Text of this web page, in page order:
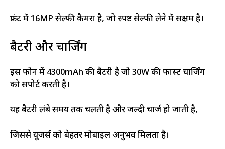
फ्रंट में 16MP सेल्फी कैमरा है, जो स्पष्ट सेल्फी लेने में सक्षम है।
बैटरी और चार्जिंग
इस फोन में 4300mAh की बैटरी है जो 30W की फास्ट चार्जिंग
को सपोर्ट करती है।
यह बैटरी लंबे समय तक चलती है और जल्दी चार्ज हो जाती है,
जिससे यूजर्स को बेहतर मोबाइल अनुभव मिलता है।